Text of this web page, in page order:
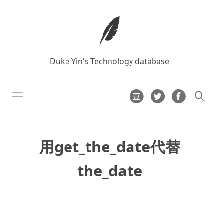
Duke Yin's Technology database
用get_the_date代替
the_date